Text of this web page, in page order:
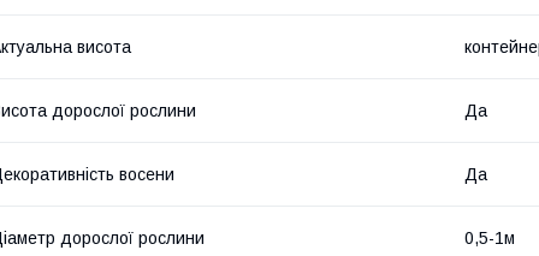
висота
дорослої рослини Да
восени Да
дорослої рослини 0,5-1м